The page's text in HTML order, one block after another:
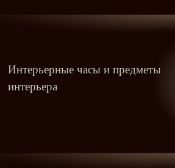
Интерьерные часы и предметы
интерьера